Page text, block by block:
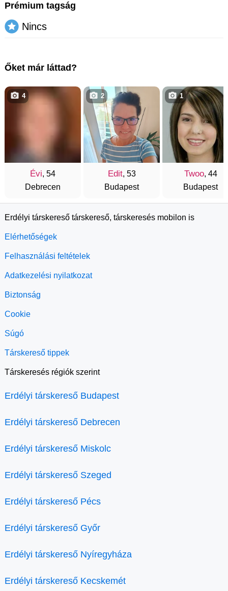
Prémium tagság
Nincs
Őket már láttad?
Évi, 54
Debrecen
4
Edit, 53
Budapest
2
Twoo, 44
Budapest
1
Erdélyi társkereső társkereső, társkeresés mobilon is
Elérhetőségek
Felhasználási feltételek
Adatkezelési nyilatkozat
Biztonság
Cookie
Súgó
Társkereső tippek
Társkeresés régiók szerint
Erdélyi társkereső Budapest
Erdélyi társkereső Debrecen
Erdélyi társkereső Miskolc
Erdélyi társkereső Szeged
Erdélyi társkereső Pécs
Erdélyi társkereső Győr
Erdélyi társkereső Nyíregyháza
Erdélyi társkereső Kecskemét